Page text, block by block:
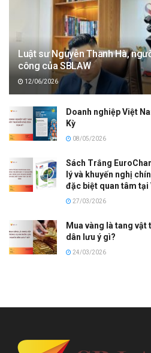
Luật sư Nguyễn Thanh Hà,
công của SBLAW
12/06/2026
Doanh nghiệp Việt
Kỳ
08/05/2026
Sách Trắng
lý và khuyến nghị
đặc biệt quan tâm tại
27/03/2026
Mua vàng là tang
dân lưu ý gì?
24/03/2026